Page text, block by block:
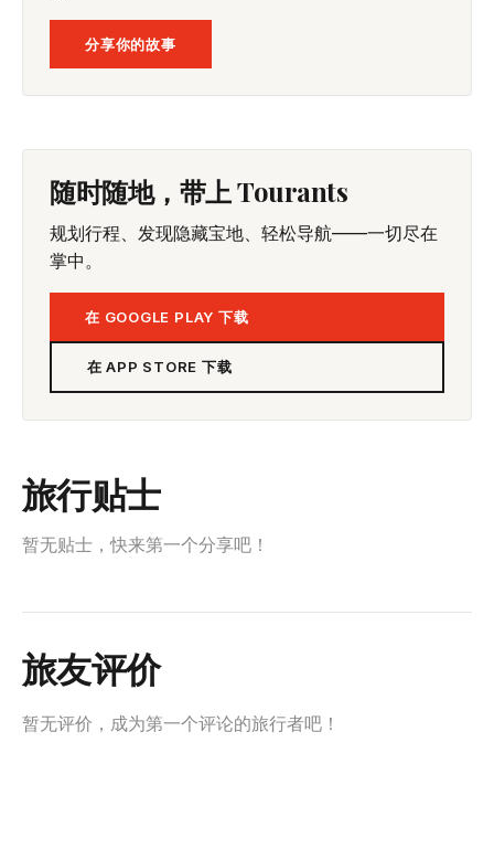
分享你的故事
随时随地，带上 Tourants
规划行程、发现隐藏宝地、轻松导航——一切尽在
掌中。
在 GOOGLE PLAY 下载
在 APP STORE 下载
旅行贴士
暂无贴士，快来第一个分享吧！
旅友评价
暂无评价，成为第一个评论的旅行者吧！